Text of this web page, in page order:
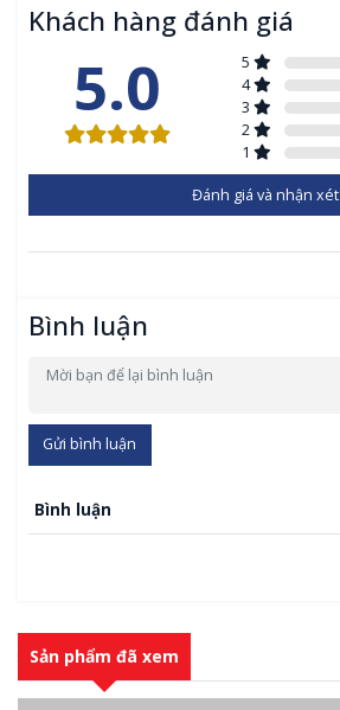
Khách hàng đánh giá
5.0 5
4
3
2
1
Đánh giá và nhận xét
Bình luận
Gửi bình luận
Bình luận
Sản phẩm đã xem